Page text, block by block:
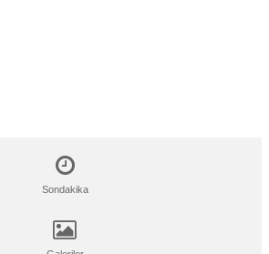
Sondakika